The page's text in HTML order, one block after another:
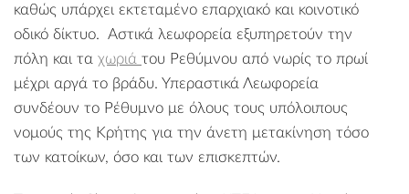
καθώς υπάρχει εκτεταμένο επαρχιακό και κοινοτικό
οδικό δίκτυο. Αστικά λεωφορεία εξυπηρετούν την
πόλη και τα χωριά του Ρεθύμνου από νωρίς το πρωί
μέχρι αργά το βράδυ. Υπεραστικά Λεωφορεία
συνδέουν το Ρέθυμνο με όλους τους υπόλοιπους
νομούς της Κρήτης για την άνετη μετακίνηση τόσο
των κατοίκων, όσο και των επισκεπτών.